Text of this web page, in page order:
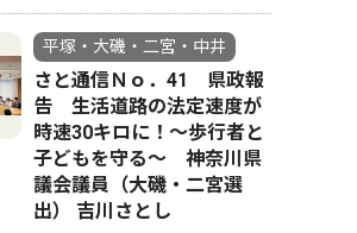
平塚・大磯・二宮・中井
さと通信Ｎｏ．41 県政報
告 生活道路の法定速度が
時速30キロに！〜歩行者と
子どもを守る〜 神奈川県
議会議員（大磯・二宮選
出） 吉川さとし